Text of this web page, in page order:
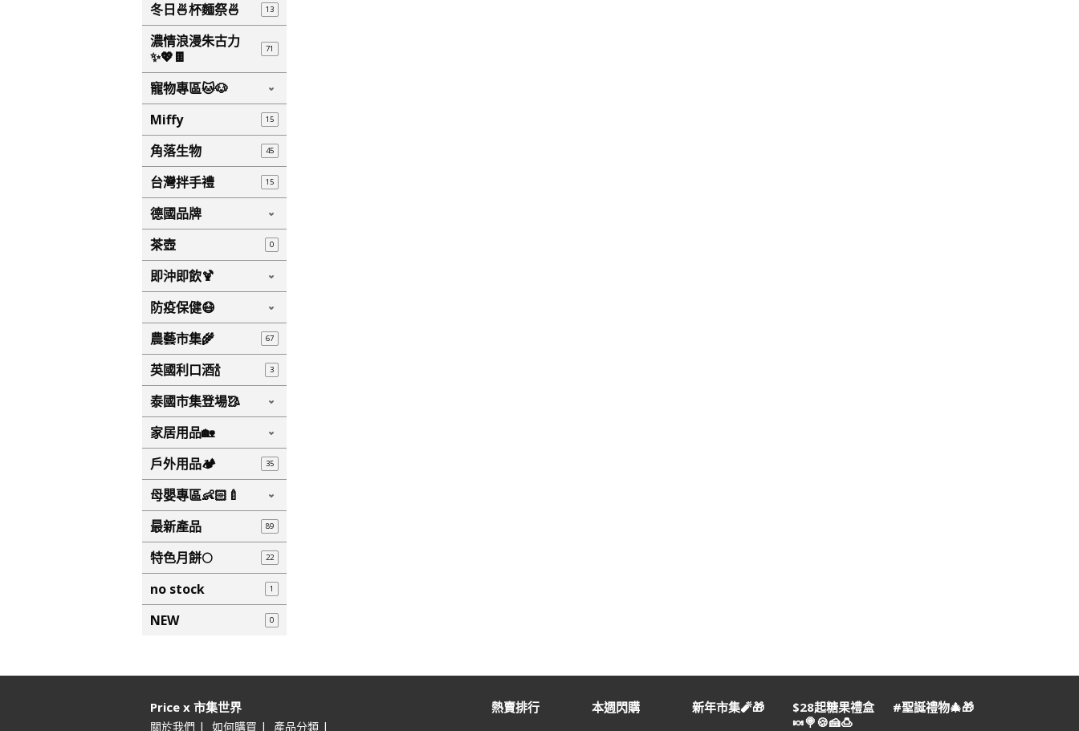
冬日🍜杯麵祭🍜 13
濃情浪漫朱古力
✨💖🍫
71
寵物專區🐱🐶
Miffy
15
角落生物 45
台灣拌手禮 15
德國品牌
茶壺
0
即沖即飲🍹
防疫保健😷
農藝市集🌾
67
英國利口酒🍾 3
泰國市集登場🥻
家居用品🏡
戶外用品🏕️
35
母嬰專區👶🏻🍼
最新產品
89
特色月餅🌕 22
no stock 1
NEW 0
Price x 市集世界
關於我們 | 如何購買 | 產品分類 |
熱賣排行 本週閃購 新年市集🧨🎁
$28起糖果禮盒
🍬🍭🍪🍰🍮
#聖誕禮物🎄🎁